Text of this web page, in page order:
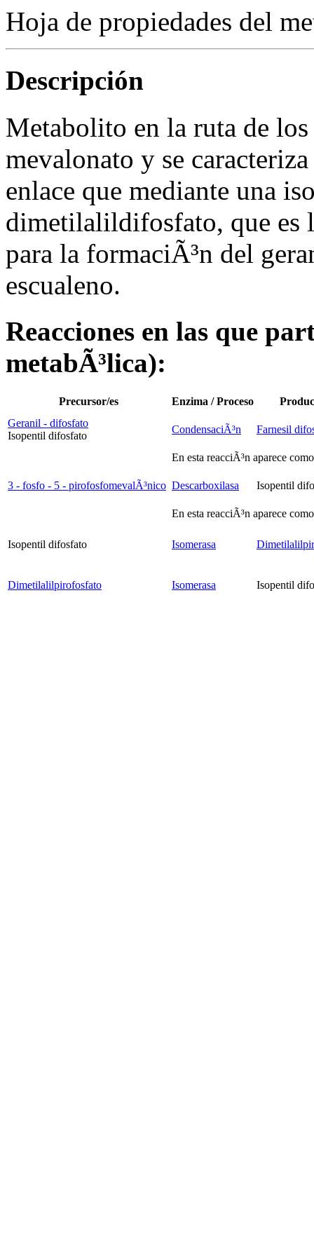
Hoja de propiedades del
Descripción
Metabolito en la ruta de
mevalonato y se
enlace que mediante una
dimetilalildifosfato, que es
para la formaciÃ³n del
escualeno.
Reacciones en las que
metabÃ³lica):
Precursor/es Enzima / Proceso
Geranil - difosfato
Isopentil difosfato
CondensaciÃ³n Farnesil
En esta reacciÃ³n aparece
3 - fosfo - 5 - pirofosfomevalÃ³nico Descarboxilasa Isopentil
En esta reacciÃ³n aparece
Isopentil difosfato Isomerasa
Dimetilalilpirofosfato Isomerasa Isopentil